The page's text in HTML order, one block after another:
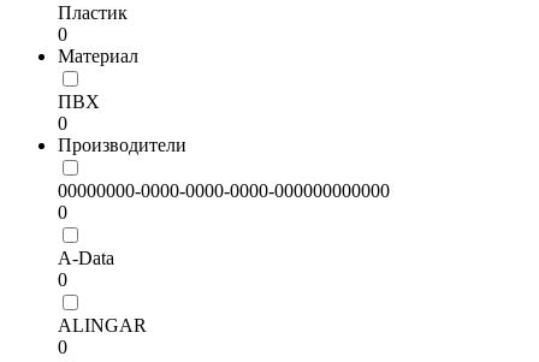
Пластик
0
Материал
ПВХ
0
Производители
00000000-0000-0000-0000-000000000000
0
A-Data
0
ALINGAR
0